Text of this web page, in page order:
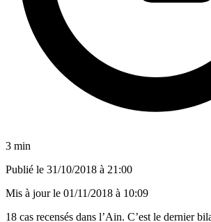
3 min
Publié le 31/10/2018 à 21:00
Mis à jour le 01/11/2018 à 10:09
18 cas recensés dans l’Ain. C’est le dernier